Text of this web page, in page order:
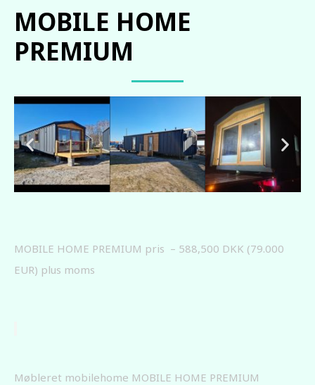
MOBILE HOME
PREMIUM
MOBILE HOME PREMIUM pris – 588,500 DKK (79.000
EUR) plus moms
Møbleret mobilehome MOBILE HOME PREMIUM